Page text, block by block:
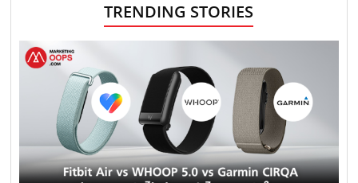
TRENDING STORIES